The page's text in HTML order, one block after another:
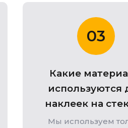
03
Какие
используются
наклеек на
Мы используем